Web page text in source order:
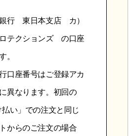
行 東日本支店 カ）
テクションズ の口座
。
口座番号はご登録アカ
異なります。初回の
払い」での注文と同じ
からのご注文の場合